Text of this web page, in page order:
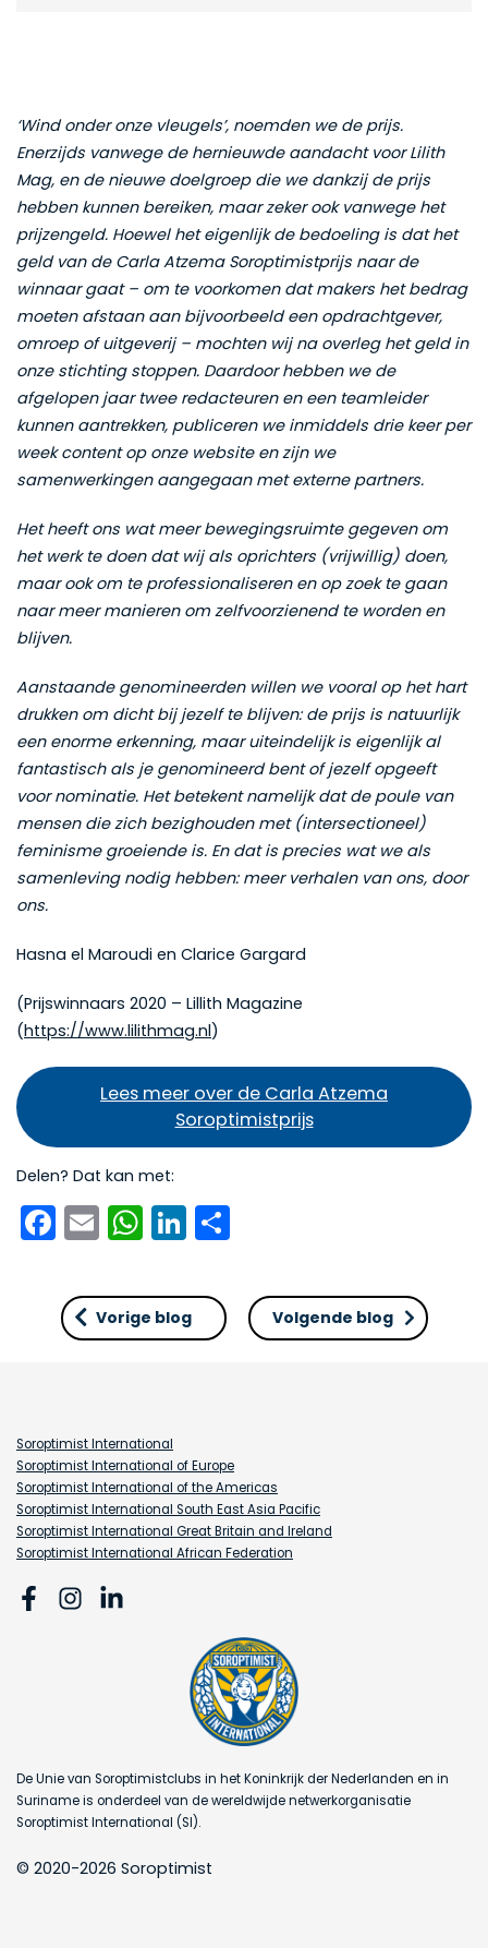
‘Wind onder onze vleugels’, noemden we de prijs.
Enerzijds vanwege de hernieuwde aandacht voor Lilith
Mag, en de nieuwe doelgroep die we dankzij de prijs
hebben kunnen bereiken, maar zeker ook vanwege het
prijzengeld. Hoewel het eigenlijk de bedoeling is dat het
geld van de Carla Atzema Soroptimistprijs naar de
winnaar gaat – om te voorkomen dat makers het bedrag
moeten afstaan aan bijvoorbeeld een opdrachtgever,
omroep of uitgeverij – mochten wij na overleg het geld in
onze stichting stoppen. Daardoor hebben we de
afgelopen jaar twee redacteuren en een teamleider
kunnen aantrekken, publiceren we inmiddels drie keer per
week content op onze website en zijn we
samenwerkingen aangegaan met externe partners.
Het heeft ons wat meer bewegingsruimte gegeven om
het werk te doen dat wij als oprichters (vrijwillig) doen,
maar ook om te professionaliseren en op zoek te gaan
naar meer manieren om zelfvoorzienend te worden en
blijven.
Aanstaande genomineerden willen we vooral op het hart
drukken om dicht bij jezelf te blijven: de prijs is natuurlijk
een enorme erkenning, maar uiteindelijk is eigenlijk al
fantastisch als je genomineerd bent of jezelf opgeeft
voor nominatie. Het betekent namelijk dat de poule van
mensen die zich bezighouden met (intersectioneel)
feminisme groeiende is. En dat is precies wat we als
samenleving nodig hebben: meer verhalen van ons, door
ons.
Hasna el Maroudi en Clarice Gargard
(Prijswinnaars 2020 – Lillith Magazine
(https://www.lilithmag.nl)
Lees meer over de Carla Atzema
Soroptimistprijs
Delen? Dat kan met:
Facebook
EmailWhatsApp
LinkedIn
Vorige blog Volgende blog
Soroptimist International
Soroptimist International of Europe
Soroptimist International of the Americas
Soroptimist International South East Asia Pacific
Soroptimist International Great Britain and Ireland
Soroptimist International African Federation
De Unie van Soroptimistclubs in het Koninkrijk der Nederlanden en in
Suriname is onderdeel van de wereldwijde netwerkorganisatie
Soroptimist International (SI).
© 2020-2026 Soroptimist